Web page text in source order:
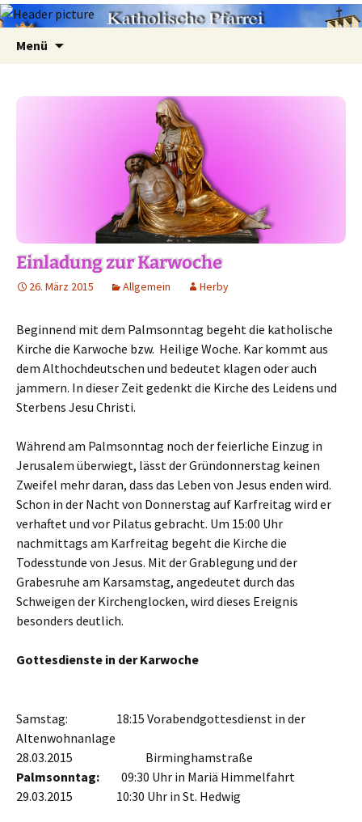
Menü
Einladung zur Karwoche
26. März 2015 Allgemein Herby
Beginnend mit dem Palmsonntag begeht die katholische
Kirche die Karwoche bzw. Heilige Woche. Kar kommt aus
dem Althochdeutschen und bedeutet klagen oder auch
jammern. In dieser Zeit gedenkt die Kirche des Leidens und
Sterbens Jesu Christi.
Während am Palmsonntag noch der feierliche Einzug in
Jerusalem überwiegt, lässt der Gründonnerstag keinen
Zweifel mehr daran, dass das Leben von Jesus enden wird.
Schon in der Nacht von Donnerstag auf Karfreitag wird er
verhaftet und vor Pilatus gebracht. Um 15:00 Uhr
nachmittags am Karfreitag begeht die Kirche die
Todesstunde von Jesus. Mit der Grablegung und der
Grabesruhe am Karsamstag, angedeutet durch das
Schweigen der Kirchenglocken, wird dieses Ereignis
besonders deutlich.
Gottesdienste in der Karwoche
Samstag: 18:15 Vorabendgottesdienst in der
Altenwohnanlage
28.03.2015
Birminghamstraße
Palmsonntag: 09:30 Uhr in Mariä Himmelfahrt
29.03.2015 10:30 Uhr in St. Hedwig